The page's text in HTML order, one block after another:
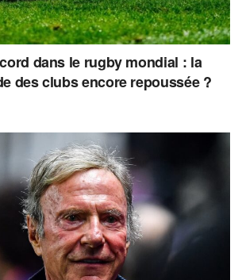
dans le rugby mondial : la
des clubs encore repoussée ?